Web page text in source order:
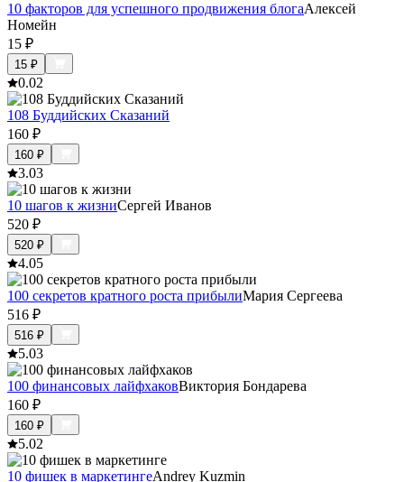
10 факторов для успешного продвижения блогаАлексей
Номейн
15 ₽
15 ₽
0.02
108 Буддийских Сказаний
160 ₽
160 ₽
3.03
10 шагов к жизниСергей Иванов
520 ₽
520 ₽
4.05
100 секретов кратного роста прибылиМария Сергеева
516 ₽
516 ₽
5.03
100 финансовых лайфхаковВиктория Бондарева
160 ₽
160 ₽
5.02
10 фишек в маркетингеAndrey Kuzmin